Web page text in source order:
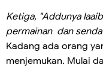
Ketiga, "Addunya
permainan dan
Kadang ada orang
menjemukan. Mulai